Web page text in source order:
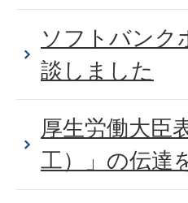
ソフトバンク
談しました
厚生労働大臣
工）」の伝達